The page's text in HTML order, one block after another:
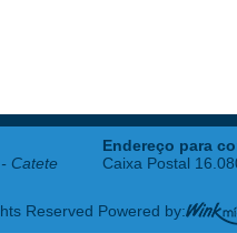
Catete
Endereço para
Caixa Postal
Reserved Powered by: